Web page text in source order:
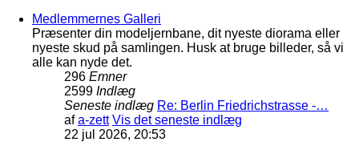
Medlemmernes Galleri
Præsenter din modeljernbane, dit nyeste diorama eller
nyeste skud på samlingen. Husk at bruge billeder, så vi
alle kan nyde det.
296 Emner
2599 Indlæg
Seneste indlæg Re: Berlin Friedrichstrasse -…
afa-zett Vis det seneste indlæg
22 jul 2026, 20:53